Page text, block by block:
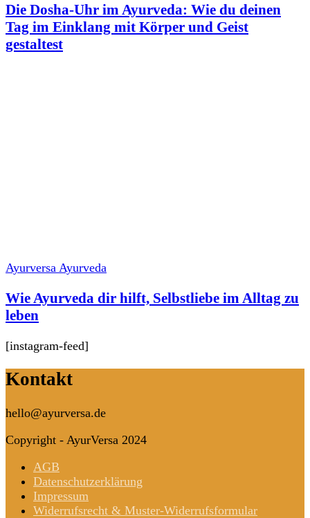
Die Dosha-Uhr im Ayurveda: Wie du deinen
Tag im Einklang mit Körper und Geist
gestaltest
Ayurversa Ayurveda
Wie Ayurveda dir hilft, Selbstliebe im Alltag zu
leben
[instagram-feed]
Kontakt
hello@ayurversa.de
Copyright - AyurVersa 2024
AGB
Datenschutzerklärung
Impressum
Widerrufsrecht & Muster-Widerrufsformular